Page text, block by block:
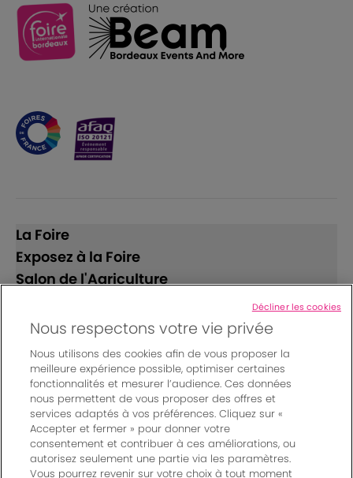
La Foire
Exposez à la Foire
Salon de l'Agriculture
Suivez-nous
© Bordeaux Events And More | Rue Jean Samazeuilh - CS
20088 - 33070 Bordeaux cedex - France
Nous respectons votre vie privée
Nous utilisons des cookies afin de vous proposer la
meilleure expérience possible, optimiser certaines
fonctionnalités et mesurer l’audience. Ces données
nous permettent de vous proposer des offres et
services adaptés à vos préférences. Cliquez sur «
Accepter et fermer » pour donner votre
consentement et contribuer à ces améliorations, ou
autorisez seulement une partie via les paramètres.
Vous pourrez revenir sur votre choix à tout moment
Décliner les cookies